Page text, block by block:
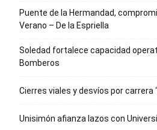
Puente de la Hermandad,
Verano – De la Espriella
Soledad fortalece capacidad
Bomberos
Cierres viales y desvíos por carrera
Unisimón afianza lazos con